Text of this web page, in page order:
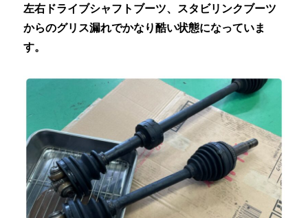
左右ドライブシャフトブーツ、スタビリンクブーツ
からのグリス漏れでかなり酷い状態になっていま
す。